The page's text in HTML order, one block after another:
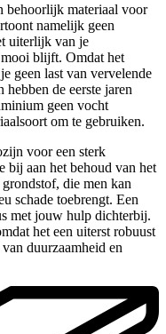
behoorlijk materiaal voor
namelijk geen
uiterlijk van je
blijft. Omdat het
geen last van vervelende
de eerste jaren
geen vocht
om te gebruiken.
voor een sterk
bij aan het behoud van het
die men kan
schade toebrengt. Een
met jouw hulp dichterbij.
het een uiterst robuust
duurzaamheid en